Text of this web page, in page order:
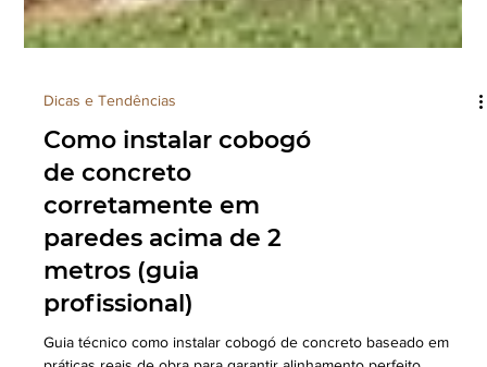
Dicas e Tendências
Como instalar cobogó
de concreto
corretamente em
paredes acima de 2
metros (guia
profissional)